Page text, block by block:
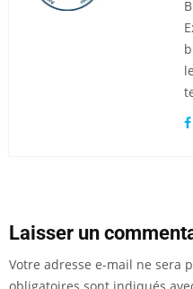
Laisser un
Votre adresse e-mail ne sera